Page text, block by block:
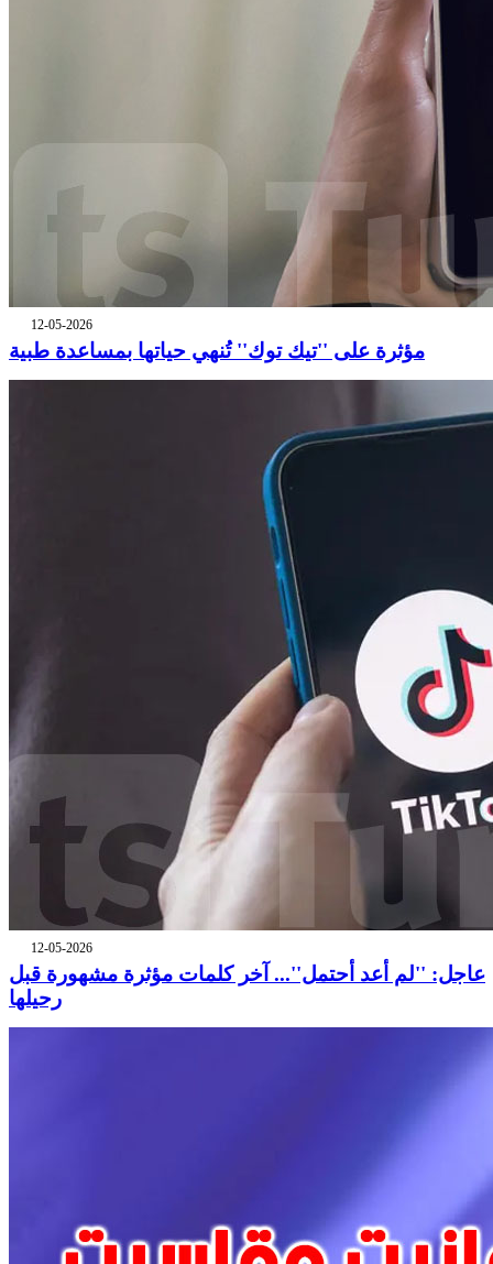
12-05-2026
مؤثرة على ''تيك توك'' تُنهي حياتها بمساعدة طبية
12-05-2026
عاجل: ''لم أعد أحتمل''... آخر كلمات مؤثرة مشهورة قبل
رحيلها